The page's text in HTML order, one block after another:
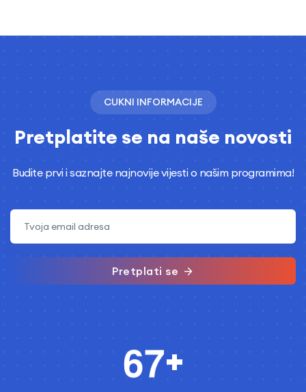
CUKNI INFORMACIJE
Pretplatite se na naše novosti
Budite prvi i saznajte najnovije vijesti o našim programima!
Pretplati se
67+